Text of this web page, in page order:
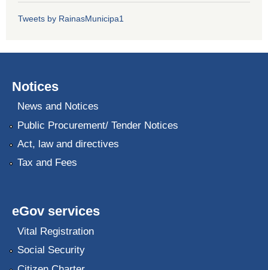
Tweets by RainasMunicipa1
Notices
News and Notices
Public Procurement/ Tender Notices
Act, law and directives
Tax and Fees
eGov services
Vital Registration
Social Security